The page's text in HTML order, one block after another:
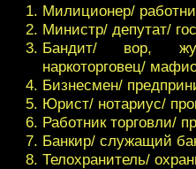
Милиционер/
Министр/ депутат/
Бандит/ вор,
наркоторговец/
Бизнесмен/
Юрист/ нотариус/
Работник торговли/
Банкир/ служащий
Телохранитель/